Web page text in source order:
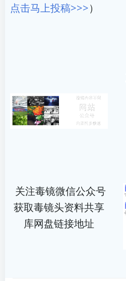
点击马上投稿>>>）
关注毒镜微信公众号
获取毒镜头资料共享
库网盘链接地址